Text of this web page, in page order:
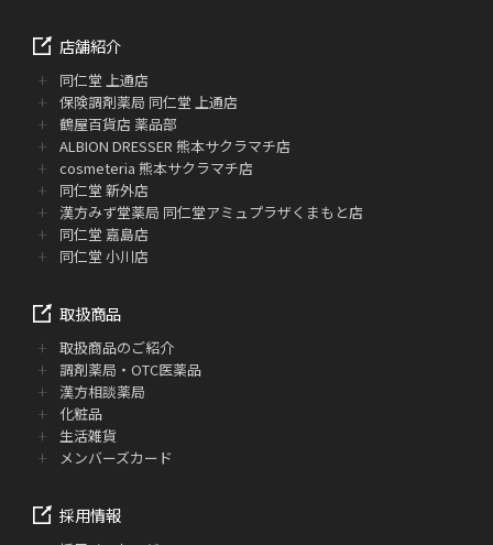
店舗紹介
同仁堂 上通店
保険調剤薬局 同仁堂 上通店
鶴屋百貨店 薬品部
ALBION DRESSER 熊本サクラマチ店
cosmeteria 熊本サクラマチ店
同仁堂 新外店
漢方みず堂薬局 同仁堂アミュプラザくまもと店
同仁堂 嘉島店
同仁堂 小川店
取扱商品
取扱商品のご紹介
調剤薬局・OTC医薬品
漢方相談薬局
化粧品
生活雑貨
メンバーズカード
採用情報